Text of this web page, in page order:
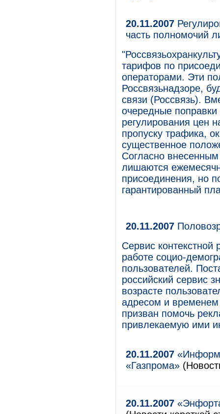
20.11.2007
часть полномочий
тарифов по
операторами. Эти
Россвязьнадзоре,
связи (Россвязь).
очередные поправки
регулирования цен
пропуску трафика,
существенное
Согласно
лишаются
присоединения, но
гарантированный
20.11.2007
Сервис контекстной
работе социо-
пользователей.
российский сервис
возрасте
адресом и
призван помочь
привлекаемую ими
20.11.2007
«Газпрома»
20.11.2007